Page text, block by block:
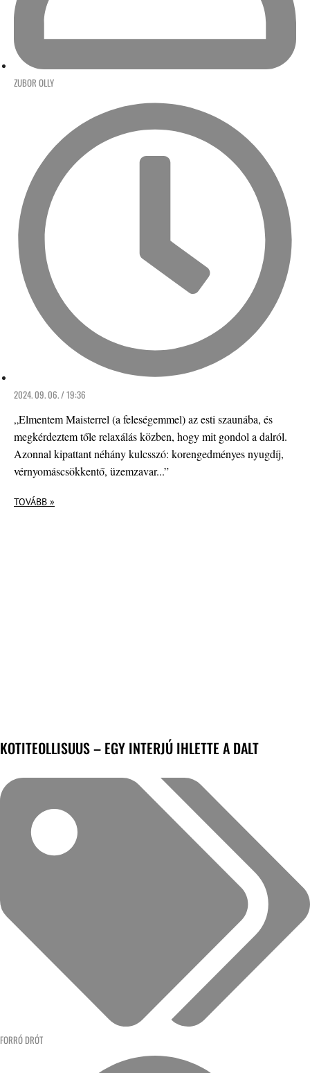
ZUBOR OLLY
2024. 09. 06. / 19:36
„Elmentem Maisterrel (a feleségemmel) az esti szaunába, és
megkérdeztem tőle relaxálás közben, hogy mit gondol a dalról.
Azonnal kipattant néhány kulcsszó: korengedményes nyugdíj,
vérnyomáscsökkentő, üzemzavar...”
TOVÁBB »
KOTITEOLLISUUS – EGY INTERJÚ IHLETTE A DALT
FORRÓ DRÓT